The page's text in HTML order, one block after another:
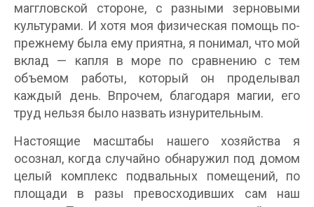
маггловской стороне, с разными зерновыми
культурами. И хотя моя физическая помощь по-
прежнему была ему приятна, я понимал, что мой
вклад — капля в море по сравнению с тем
объемом работы, который он проделывал
каждый день. Впрочем, благодаря магии, его
труд нельзя было назвать изнурительным.
Настоящие масштабы нашего хозяйства я
осознал, когда случайно обнаружил под домом
целый комплекс подвальных помещений, по
площади в разы превосходивших сам наш